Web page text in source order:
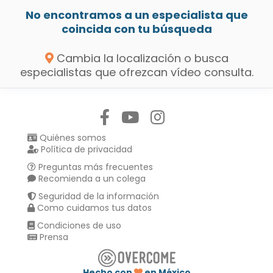
No encontramos a un especialista que
coincida con tu búsqueda
Cambia la localización o busca
especialistas que ofrezcan vídeo consulta.
Quiénes somos
Política de privacidad
Preguntas más frecuentes
Recomienda a un colega
Seguridad de la información
Como cuidamos tus datos
Condiciones de uso
Prensa